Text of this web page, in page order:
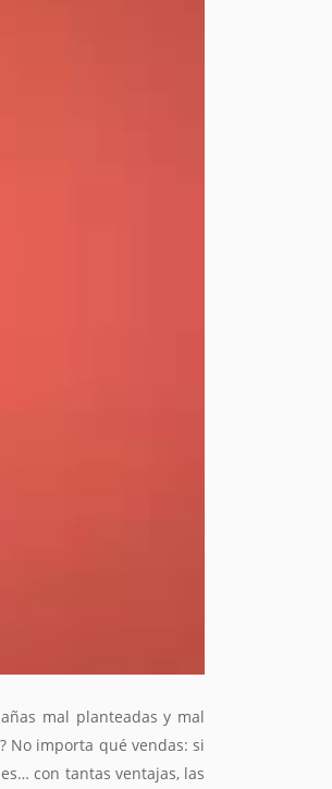
mal planteadas y mal
No importa qué vendas: si
con tantas ventajas, las